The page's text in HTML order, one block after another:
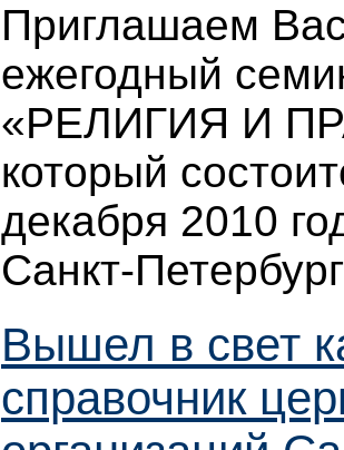
Приглашаем
ежегодный
«РЕЛИГИЯ И
который
декабря 2010
Санкт-
Вышел в свет
справочник